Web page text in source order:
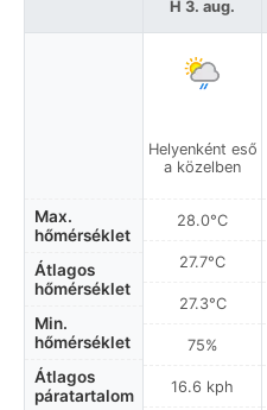
Max.
hőmérséklet
Átlagos
hőmérséklet
Min.
hőmérséklet
Átlagos
páratartalom
H 3. aug.
Helyenként eső
a közelben
28.0°C
27.7°C
27.3°C
75%
16.6 kph